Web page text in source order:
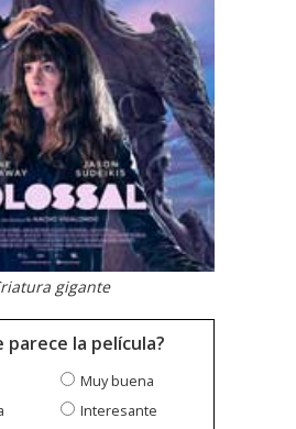
gigante
parece la película?
Muy buena
Interesante